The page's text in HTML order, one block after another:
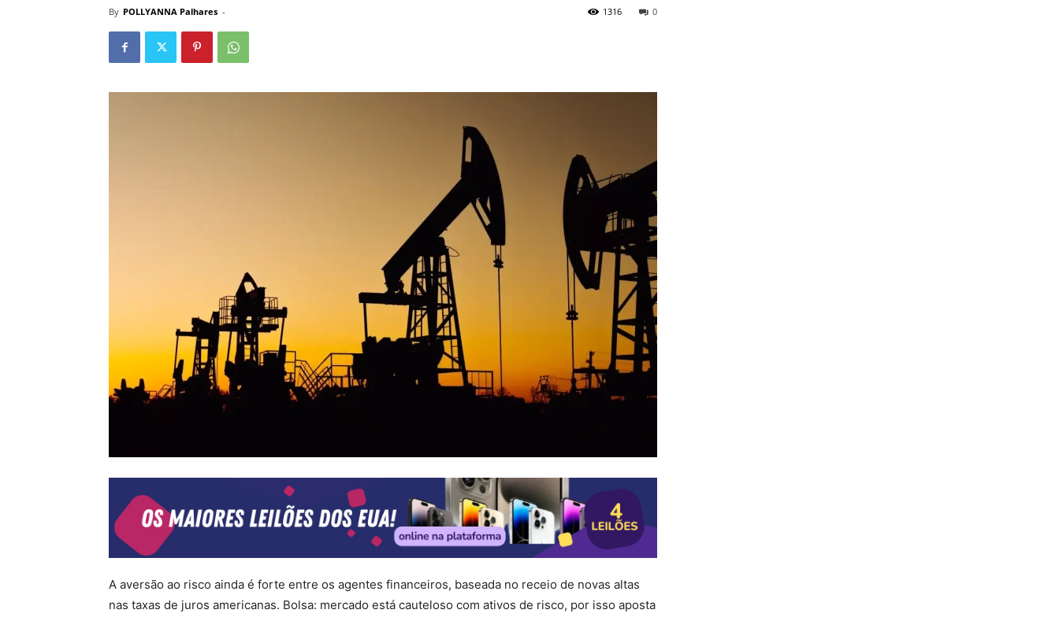
By POLLYANNA Palhares - 0
1316
A aversão ao risco ainda é forte entre os agentes financeiros, baseada no receio de novas altas
nas taxas de juros americanas. Bolsa: mercado está cauteloso com ativos de risco, por isso aposta